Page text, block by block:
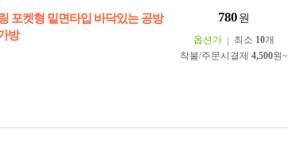
포켓형 밑면타입 바닥있는 공방
방
780 원
옵션가 최소 10개
착불/주문시결제 4,500원~